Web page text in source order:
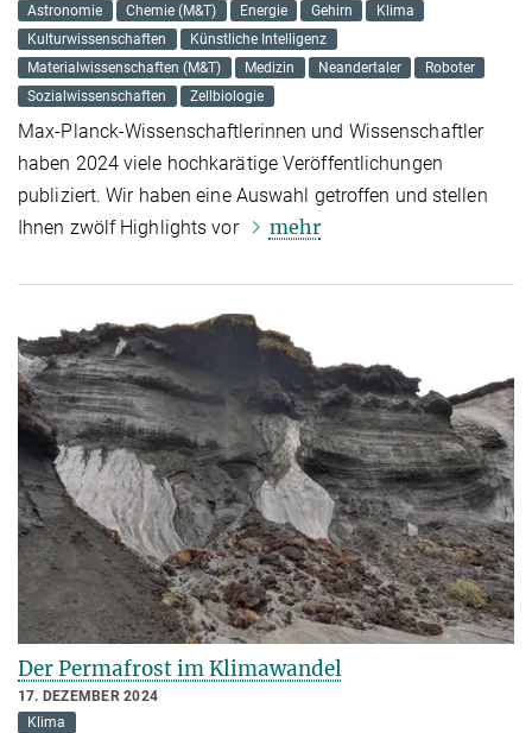
Astronomie
Chemie (M&T) Energie Gehirn
Klima
Kulturwissenschaften
Künstliche Intelligenz
Materialwissenschaften (M&T)
Medizin Neandertaler
Roboter
Sozialwissenschaften
Zellbiologie
Max-Planck-Wissenschaftlerinnen und Wissenschaftler
haben 2024 viele hochkarätige Veröffentlichungen
publiziert. Wir haben eine Auswahl getroffen und stellen
Ihnen zwölf Highlights vor
mehr
Der Permafrost im Klimawandel
17. DEZEMBER 2024
Klima